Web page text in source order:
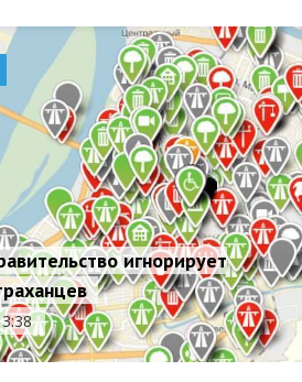
игнорирует